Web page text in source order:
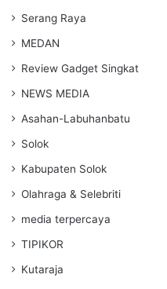
Serang Raya
MEDAN
Review Gadget Singkat
NEWS MEDIA
Asahan-Labuhanbatu
Solok
Kabupaten Solok
Olahraga & Selebriti
media terpercaya
TIPIKOR
Kutaraja